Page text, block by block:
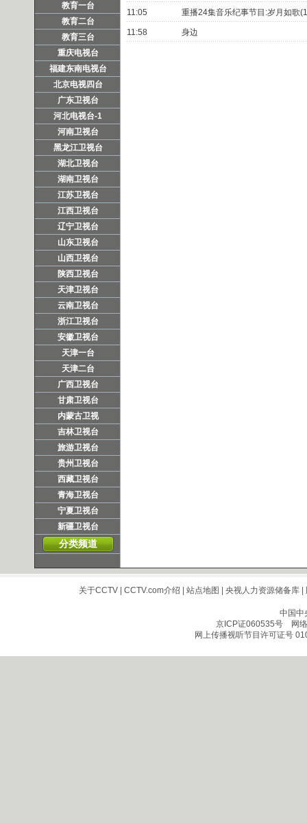
教育一台
教育二台
教育三台
重庆电视台
福建东南电视台
北京电视四台
广东卫视台
河北电视台-1
河南卫视台
黑龙江卫视台
湖北卫视台
湖南卫视台
江苏卫视台
江西卫视台
辽宁卫视台
山东卫视台
山西卫视台
陕西卫视台
天津卫视台
云南卫视台
浙江卫视台
安徽卫视台
天津一台
天津二台
广西卫视台
甘肃卫视台
内蒙古卫视
吉林卫视台
旅游卫视台
贵州卫视台
西藏卫视台
青海卫视台
宁夏卫视台
新疆卫视台
分类频道
11:05 重播24集音乐纪事节目:岁月如歌
11:58 身边
关于CCTV| CCTV.com介绍 站点地图 央视人力资源储备库|
中国中
京ICP证060535号网络
网上传播视听节目许可证号